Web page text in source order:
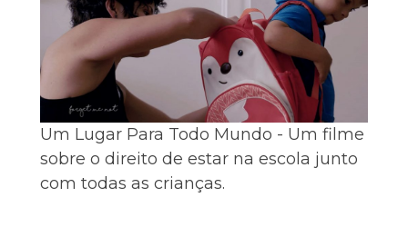
Um Lugar Para Todo Mundo - Um filme
sobre o direito de estar na escola junto
com todas as crianças.